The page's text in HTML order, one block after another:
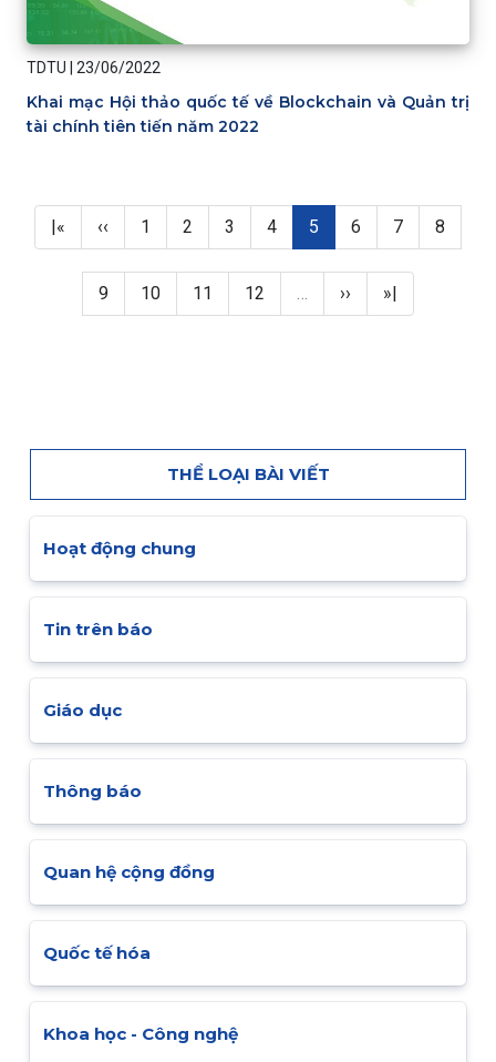
TDTU 23/06/2022
Khai mạc Hội thảo quốc tế về Blockchain và Quản trị
tài chính tiên tiến năm 2022
First page
|« Previous page
‹‹ Page
1 Page
2 Page
3 Page
4 Trang hiện thời
5 Page
6 Page
7 Page
8
Page
9 Page
10 Page
11 Page
12 Next page
›› Last page
»|
THỂ LOẠI BÀI VIẾT
Hoạt động chung
Tin trên báo
Giáo dục
Thông báo
Quan hệ cộng đồng
Quốc tế hóa
Khoa học - Công nghệ